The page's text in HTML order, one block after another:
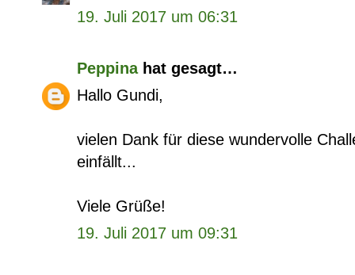
19. Juli 2017 um 06:31
Peppinahat gesagt…
Hallo Gundi,
vielen Dank für diese wundervolle
einfällt...
Viele Grüße!
19. Juli 2017 um 09:31